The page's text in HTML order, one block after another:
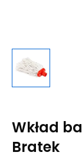
Wkład
Bratek